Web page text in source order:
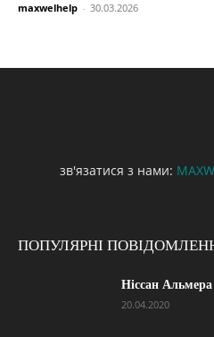
maxwelhelp - 30.03.2026
зв'язатися з нами:
ПОПУЛЯРНІ
Ніссан Альмера
20.04.2020